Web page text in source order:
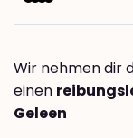
Wir nehmen dir
einen
Geleen